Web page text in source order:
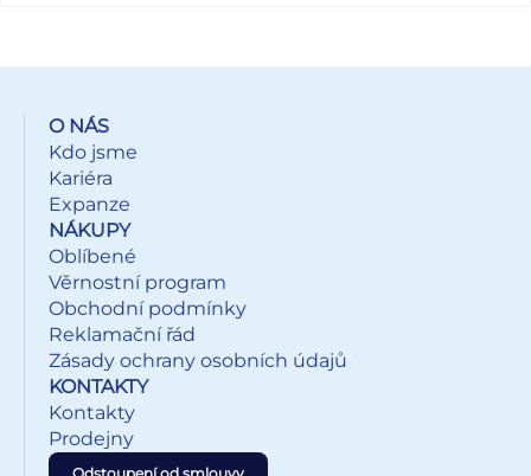
O NÁS
Kdo jsme
Kariéra
Expanze
NÁKUPY
Oblíbené
Věrnostní program
Obchodní podmínky
Reklamační řád
Zásady ochrany osobních údajů
KONTAKTY
Kontakty
Prodejny